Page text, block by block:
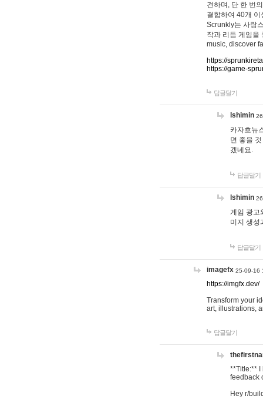
견하며, 단 한 번
결합하여 40개
Scrunkly는 사랑
작과 리듬 게임을
music, discover
https://
https://game-
답글달기
lshimin
카자흐뉴
면 좋을
겠네요.
답글달기
lshimin
게임 광고
미지 생성
답글달기
imagefx 25-09-16
https://imgfx.dev/
Transform your
art, illustrations,
답글달기
**Title:** I
feedback
Hey r/